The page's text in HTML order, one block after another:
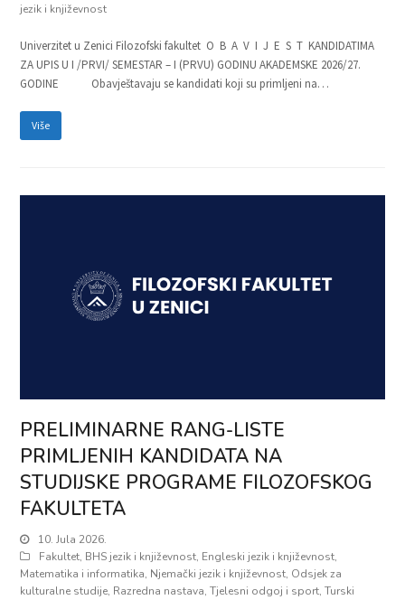
jezik i književnost
Univerzitet u Zenici Filozofski fakultet O B A V I J E S T KANDIDATIMA
ZA UPIS U I /PRVI/ SEMESTAR – I (PRVU) GODINU AKADEMSKE 2026/27.
GODINE Obavještavaju se kandidati koji su primljeni na…
Više
PRELIMINARNE RANG-LISTE
PRIMLJENIH KANDIDATA NA
STUDIJSKE PROGRAME FILOZOFSKOG
FAKULTETA
10. Jula 2026.
Fakultet, BHS jezik i književnost, Engleski jezik i književnost,
Matematika i informatika, Njemački jezik i književnost, Odsjek za
kulturalne studije, Razredna nastava,Tjelesni odgoj i sport,Turski